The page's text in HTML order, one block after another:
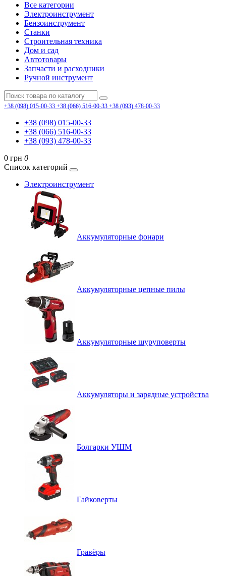
Все категории
Электроинструмент
Бензоинструмент
Станки
Строительная техника
Дом и сад
Автотовары
Запчасти и расходники
Ручной инструмент
+38 (098) 015-00-33 +38 (066) 516-00-33 +38 (093) 478-00-33
+38 (098) 015-00-33
+38 (066) 516-00-33
+38 (093) 478-00-33
0 грн 0
Список категорий
Электроинструмент
Аккумуляторные фонари
Аккумуляторные цепные пилы
Аккумуляторные шуруповерты
Аккумуляторы и зарядные устройства
Болгарки УШМ
Гайковерты
Гравёры